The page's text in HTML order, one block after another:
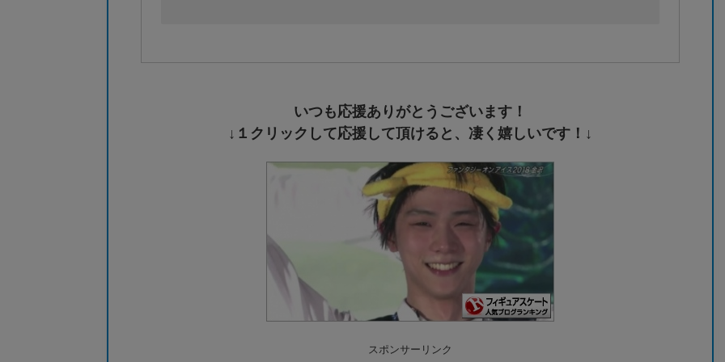
いつも応援ありがとうございます！
↓１クリックして応援して頂けると、凄く嬉しいです！↓
スポンサーリンク